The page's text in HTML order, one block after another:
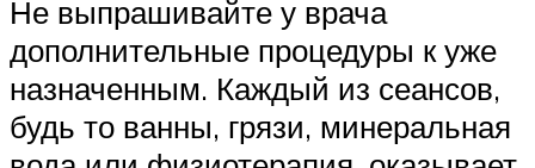
Не выпрашивайте у врача
дополнительные процедуры к уже
назначенным. Каждый из сеансов,
будь то ванны, грязи, минеральная